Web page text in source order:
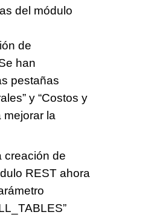
del módulo
de
han
pestañas
y “Costos y
mejorar la
creación de
REST ahora